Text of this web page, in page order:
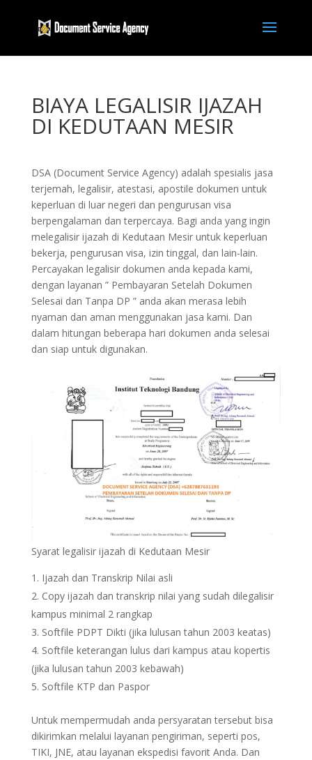
BIAYA LEGALISIR IJAZAH
DI KEDUTAAN MESIR
DSA (Document Service Agency) adalah spesialis jasa
terjemah, legalisir, atestasi, apostile dokumen untuk
keperluan di luar negeri dan pengurusan visa
berpengalaman dan terpercaya. Bagi anda yang ingin
melegalisir ijazah di Kedutaan Mesir untuk keperluan
bekerja, pengurusan visa, izin tinggal, dan lain-lain.
Percayakan legalisir dokumen anda kepada kami,
dengan layanan ” Pembayaran Setelah Dokumen
Selesai dan Tanpa DP ” anda akan merasa lebih
nyaman dan aman menggunakan jasa kami. Dan
dalam hitungan beberapa hari dokumen anda selesai
dan siap untuk digunakan.
Syarat legalisir ijazah di Kedutaan Mesir
Ijazah dan Transkrip Nilai asli
Copy ijazah dan transkrip nilai yang sudah dilegalisir
kampus minimal 2 rangkap
Softfile PDPT Dikti (jika lulusan tahun 2003 keatas)
Softfile keterangan lulus dari kampus atau kopertis
(jika lulusan tahun 2003 kebawah)
Softfile KTP dan Paspor
Untuk mempermudah anda persyaratan tersebut bisa
dikirimkan melalui layanan pengiriman, seperti pos,
TIKI, JNE, atau layanan ekspedisi favorit Anda. Dan